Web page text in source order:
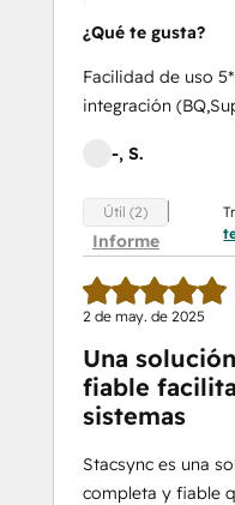
¿Qué te gusta?
Facilidad de uso
integración
-, S.
Útil (2)
Informe
2 de may. de 2025
Una
fiable
sistemas
Stacsync es una
completa y fiable